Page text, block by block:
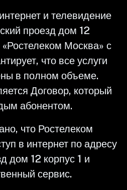
и телевидение
проезд дом 12
Москва» с
что все услуги
в полном объеме.
Договор, который
абонентом.
что Ростелеком
в интернет по адресу
дом 12 корпус 1 и
сервис.